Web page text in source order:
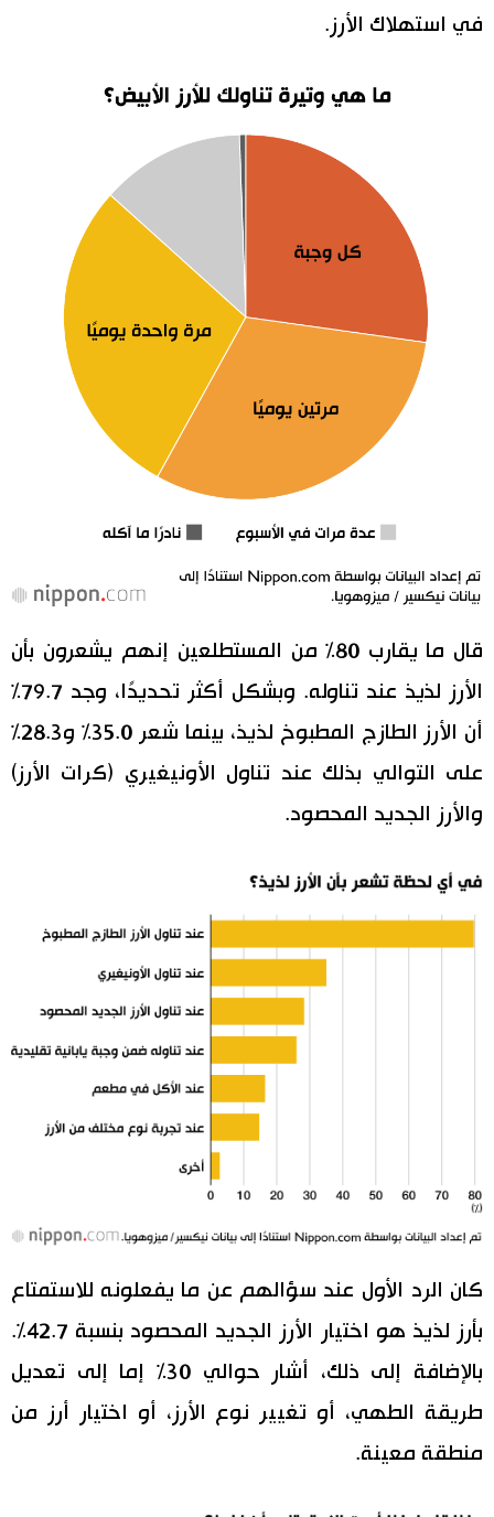
في استهلاك الأرز.
قال ما يقارب 80% من المستطلعين إنهم يشعرون بأن
الأرز لذيذ عند تناوله. وبشكل أكثر تحديدًا، وجد 79.7%
أن الأرز الطازج المطبوخ لذيذ، بينما شعر 35.0% و28.3%
على التوالي بذلك عند تناول الأونيغيري (كرات الأرز)
والأرز الجديد المحصود.
كان الرد الأول عند سؤالهم عن ما يفعلونه للاستمتاع
بأرز لذيذ هو اختيار الأرز الجديد المحصود بنسبة 42.7%.
بالإضافة إلى ذلك، أشار حوالي 30% إما إلى تعديل
طريقة الطهي، أو تغيير نوع الأرز، أو اختيار أرز من
منطقة معينة.